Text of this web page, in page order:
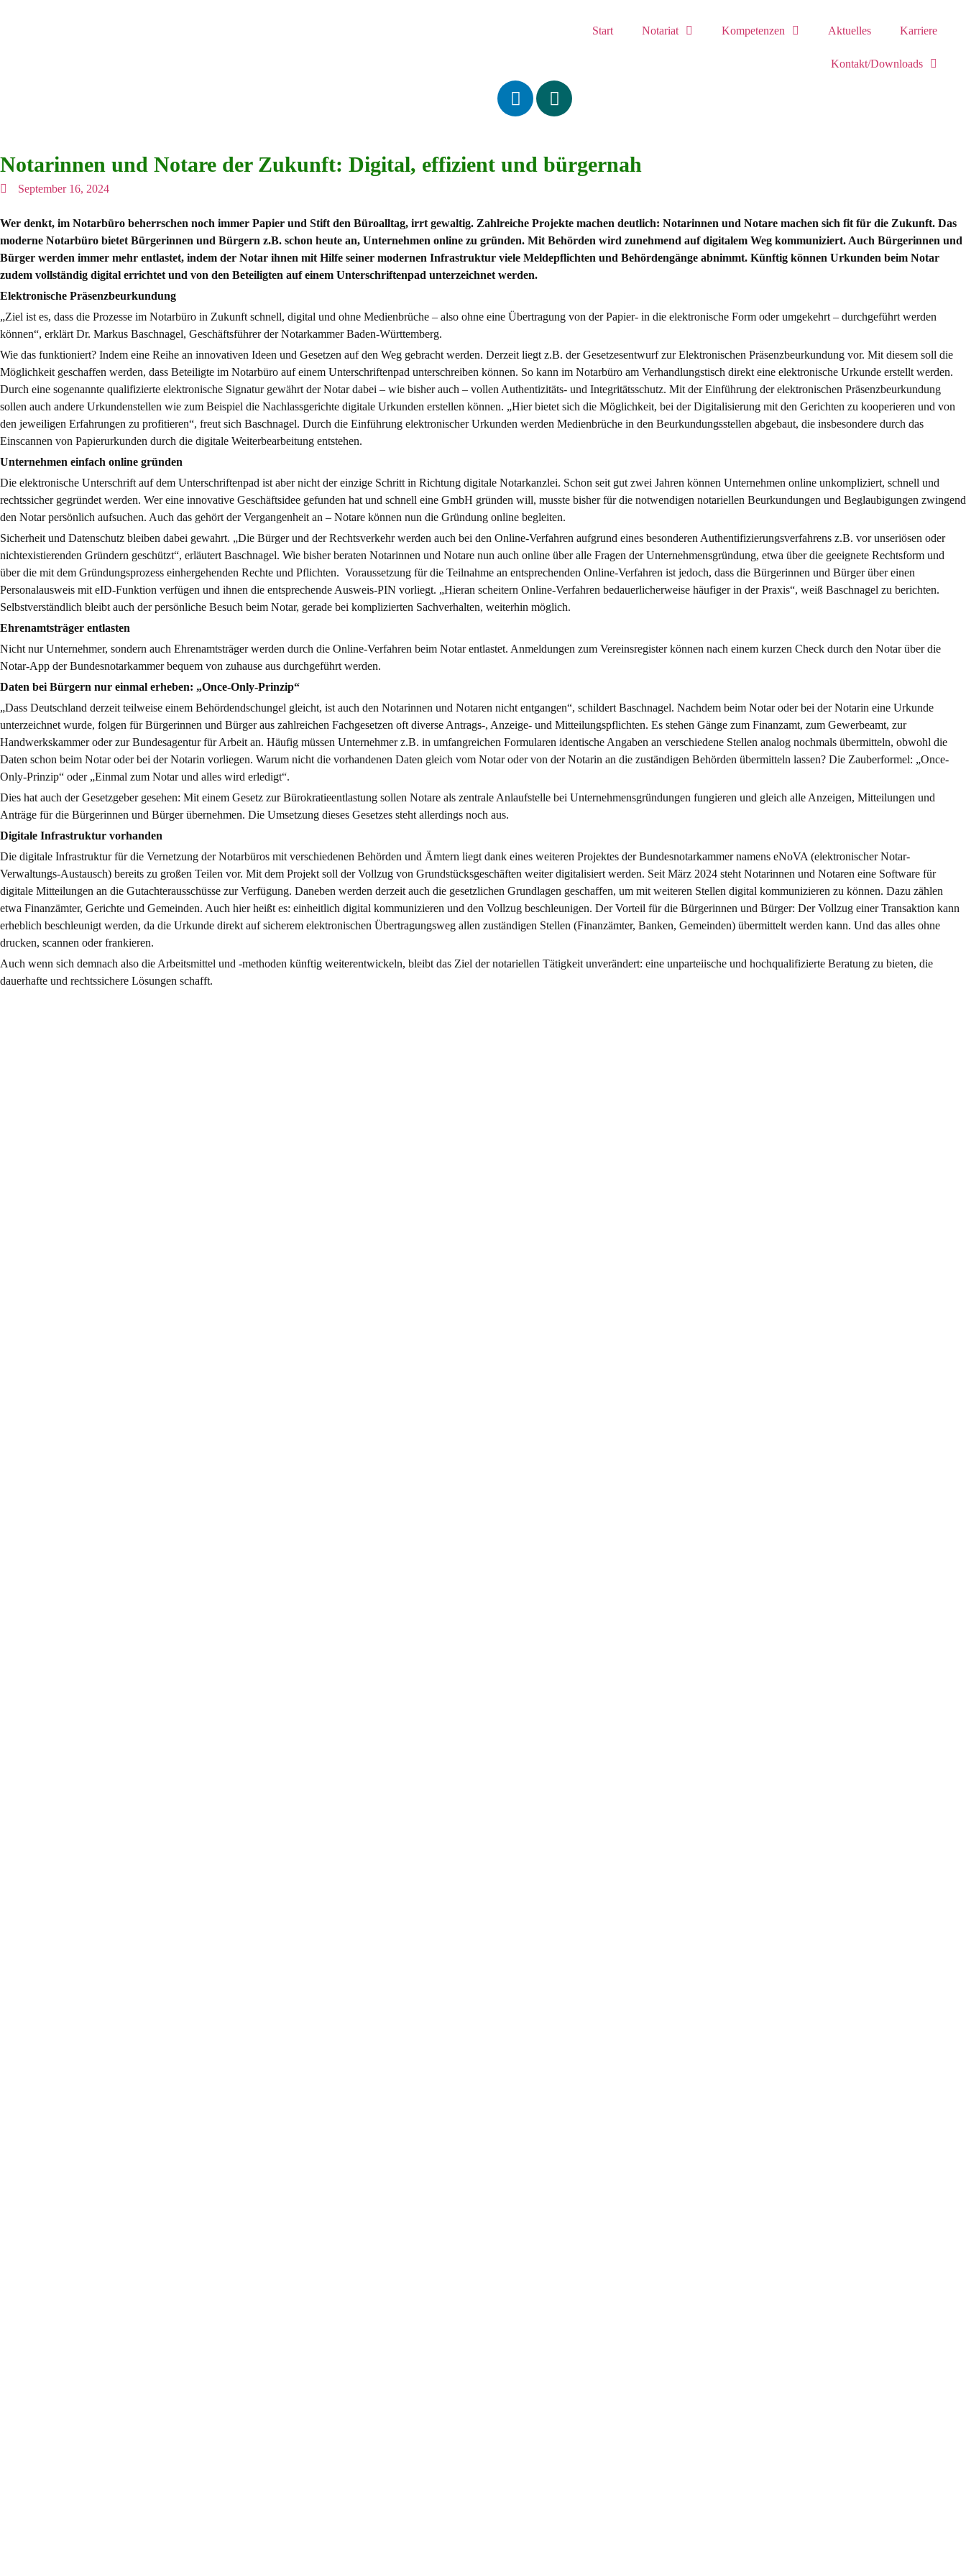
Start Notariat Kompetenzen Aktuelles Karriere
Kontakt/Downloads
Notarinnen und Notare der Zukunft: Digital, effizient und bürgernah
September 16, 2024
Wer denkt, im Notarbüro beherrschen noch immer Papier und Stift den Büroalltag, irrt gewaltig. Zahlreiche Projekte machen deutlich: Notarinnen und Notare machen sich fit für die Zukunft. Das
moderne Notarbüro bietet Bürgerinnen und Bürgern z.B. schon heute an, Unternehmen online zu gründen. Mit Behörden wird zunehmend auf digitalem Weg kommuniziert. Auch Bürgerinnen und
Bürger werden immer mehr entlastet, indem der Notar ihnen mit Hilfe seiner modernen Infrastruktur viele Meldepflichten und Behördengänge abnimmt. Künftig können Urkunden beim Notar
zudem vollständig digital errichtet und von den Beteiligten auf einem Unterschriftenpad unterzeichnet werden.
Elektronische Präsenzbeurkundung
„Ziel ist es, dass die Prozesse im Notarbüro in Zukunft schnell, digital und ohne Medienbrüche – also ohne eine Übertragung von der Papier- in die elektronische Form oder umgekehrt – durchgeführt werden
können“, erklärt Dr. Markus Baschnagel, Geschäftsführer der Notarkammer Baden-Württemberg.
Wie das funktioniert? Indem eine Reihe an innovativen Ideen und Gesetzen auf den Weg gebracht werden. Derzeit liegt z.B. der Gesetzesentwurf zur Elektronischen Präsenzbeurkundung vor. Mit diesem soll die
Möglichkeit geschaffen werden, dass Beteiligte im Notarbüro auf einem Unterschriftenpad unterschreiben können. So kann im Notarbüro am Verhandlungstisch direkt eine elektronische Urkunde erstellt werden.
Durch eine sogenannte qualifizierte elektronische Signatur gewährt der Notar dabei – wie bisher auch – vollen Authentizitäts- und Integritätsschutz. Mit der Einführung der elektronischen Präsenzbeurkundung
sollen auch andere Urkundenstellen wie zum Beispiel die Nachlassgerichte digitale Urkunden erstellen können. „Hier bietet sich die Möglichkeit, bei der Digitalisierung mit den Gerichten zu kooperieren und von
den jeweiligen Erfahrungen zu profitieren“, freut sich Baschnagel. Durch die Einführung elektronischer Urkunden werden Medienbrüche in den Beurkundungsstellen abgebaut, die insbesondere durch das
Einscannen von Papierurkunden durch die digitale Weiterbearbeitung entstehen.
Unternehmen einfach online gründen
Die elektronische Unterschrift auf dem Unterschriftenpad ist aber nicht der einzige Schritt in Richtung digitale Notarkanzlei. Schon seit gut zwei Jahren können Unternehmen online unkompliziert, schnell und
rechtssicher gegründet werden. Wer eine innovative Geschäftsidee gefunden hat und schnell eine GmbH gründen will, musste bisher für die notwendigen notariellen Beurkundungen und Beglaubigungen zwingend
den Notar persönlich aufsuchen. Auch das gehört der Vergangenheit an – Notare können nun die Gründung online begleiten.
Sicherheit und Datenschutz bleiben dabei gewahrt. „Die Bürger und der Rechtsverkehr werden auch bei den Online-Verfahren aufgrund eines besonderen Authentifizierungsverfahrens z.B. vor unseriösen oder
nichtexistierenden Gründern geschützt“, erläutert Baschnagel. Wie bisher beraten Notarinnen und Notare nun auch online über alle Fragen der Unternehmensgründung, etwa über die geeignete Rechtsform und
über die mit dem Gründungsprozess einhergehenden Rechte und Pflichten. Voraussetzung für die Teilnahme an entsprechenden Online-Verfahren ist jedoch, dass die Bürgerinnen und Bürger über einen
Personalausweis mit eID-Funktion verfügen und ihnen die entsprechende Ausweis-PIN vorliegt. „Hieran scheitern Online-Verfahren bedauerlicherweise häufiger in der Praxis“, weiß Baschnagel zu berichten.
Selbstverständlich bleibt auch der persönliche Besuch beim Notar, gerade bei komplizierten Sachverhalten, weiterhin möglich.
Ehrenamtsträger entlasten
Nicht nur Unternehmer, sondern auch Ehrenamtsträger werden durch die Online-Verfahren beim Notar entlastet. Anmeldungen zum Vereinsregister können nach einem kurzen Check durch den Notar über die
Notar-App der Bundesnotarkammer bequem von zuhause aus durchgeführt werden.
Daten bei Bürgern nur einmal erheben: „Once-Only-Prinzip“
„Dass Deutschland derzeit teilweise einem Behördendschungel gleicht, ist auch den Notarinnen und Notaren nicht entgangen“, schildert Baschnagel. Nachdem beim Notar oder bei der Notarin eine Urkunde
unterzeichnet wurde, folgen für Bürgerinnen und Bürger aus zahlreichen Fachgesetzen oft diverse Antrags-, Anzeige- und Mitteilungspflichten. Es stehen Gänge zum Finanzamt, zum Gewerbeamt, zur
Handwerkskammer oder zur Bundesagentur für Arbeit an. Häufig müssen Unternehmer z.B. in umfangreichen Formularen identische Angaben an verschiedene Stellen analog nochmals übermitteln, obwohl die
Daten schon beim Notar oder bei der Notarin vorliegen. Warum nicht die vorhandenen Daten gleich vom Notar oder von der Notarin an die zuständigen Behörden übermitteln lassen? Die Zauberformel: „Once-
Only-Prinzip“ oder „Einmal zum Notar und alles wird erledigt“.
Dies hat auch der Gesetzgeber gesehen: Mit einem Gesetz zur Bürokratieentlastung sollen Notare als zentrale Anlaufstelle bei Unternehmensgründungen fungieren und gleich alle Anzeigen, Mitteilungen und
Anträge für die Bürgerinnen und Bürger übernehmen. Die Umsetzung dieses Gesetzes steht allerdings noch aus.
Digitale Infrastruktur vorhanden
Die digitale Infrastruktur für die Vernetzung der Notarbüros mit verschiedenen Behörden und Ämtern liegt dank eines weiteren Projektes der Bundesnotarkammer namens eNoVA (elektronischer Notar-
Verwaltungs-Austausch) bereits zu großen Teilen vor. Mit dem Projekt soll der Vollzug von Grundstücksgeschäften weiter digitalisiert werden. Seit März 2024 steht Notarinnen und Notaren eine Software für
digitale Mitteilungen an die Gutachterausschüsse zur Verfügung. Daneben werden derzeit auch die gesetzlichen Grundlagen geschaffen, um mit weiteren Stellen digital kommunizieren zu können. Dazu zählen
etwa Finanzämter, Gerichte und Gemeinden. Auch hier heißt es: einheitlich digital kommunizieren und den Vollzug beschleunigen. Der Vorteil für die Bürgerinnen und Bürger: Der Vollzug einer Transaktion kann
erheblich beschleunigt werden, da die Urkunde direkt auf sicherem elektronischen Übertragungsweg allen zuständigen Stellen (Finanzämter, Banken, Gemeinden) übermittelt werden kann. Und das alles ohne
drucken, scannen oder frankieren.
Auch wenn sich demnach also die Arbeitsmittel und -methoden künftig weiterentwickeln, bleibt das Ziel der notariellen Tätigkeit unverändert: eine unparteiische und hochqualifizierte Beratung zu bieten, die
dauerhafte und rechtssichere Lösungen schafft.